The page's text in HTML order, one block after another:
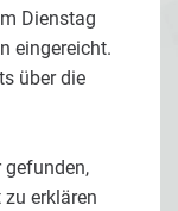
Dienstag
eingereicht.
über die
gefunden,
erklären